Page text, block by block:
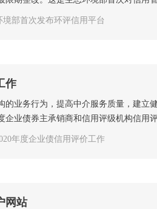
部首次发布环评信用平台
作
业务行为，提高中介服务质量，建立
企业债券主承销商和信用评级机构信用
年度企业债信用评价工作
网站